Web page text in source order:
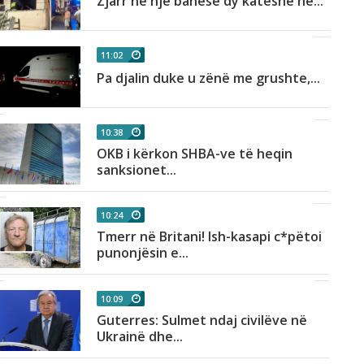
11:02
Pa djalin duke u zënë me grushte,...
10:38
OKB i kërkon SHBA-ve të heqin
sanksionet...
10:24
Tmerr në Britani! Ish-kasapi c*pëtoi
punonjësin e...
10:09
Guterres: Sulmet ndaj civilëve në
Ukrainë dhe...